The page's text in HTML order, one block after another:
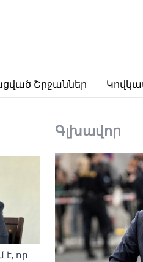
Շրջաններ
է, որ
Գլխավոր